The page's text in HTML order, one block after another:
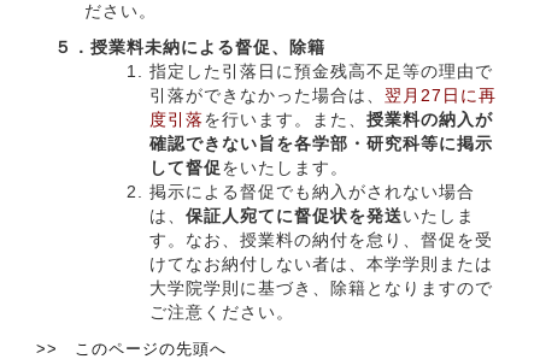
ださい。
５．授業料未納による督促、除籍
指定した引落日に預金残高不足等の理由で
引落ができなかった場合は、 翌月27日に再
度引落を行います。また、 授業料の納入が
確認できない旨を各学部・研究科等に掲示
して督促をいたします。
掲示による督促でも納入がされない場合
は、 保証人宛てに督促状を発送いたしま
す。なお、授業料の納付を怠り、督促を受
けてなお納付しない者は、本学学則または
大学院学則に基づき、除籍となりますので
ご注意ください。
>> このページの先頭へ